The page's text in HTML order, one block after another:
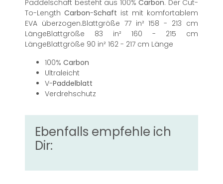
Paddelschaft besteht aus 100% Carbon. Der Cut-
To-Length Carbon-Schaft ist mit komfortablem
EVA überzogen.Blattgröße 77 in² 158 - 213 cm
LängeBlattgröße 83 in² 160 - 215 cm
LängeBlattgröße 90 in² 162 - 217 cm Länge
100% Carbon
Ultraleicht
V-Paddelblatt
Verdrehschutz
Ebenfalls empfehle ich
Dir: